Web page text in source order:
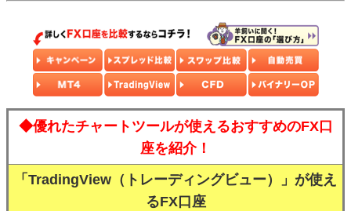
◆優れたチャートツールが使えるおすすめのFX口
座を紹介！
「TradingView（トレーディングビュー）」が使え
るFX口座